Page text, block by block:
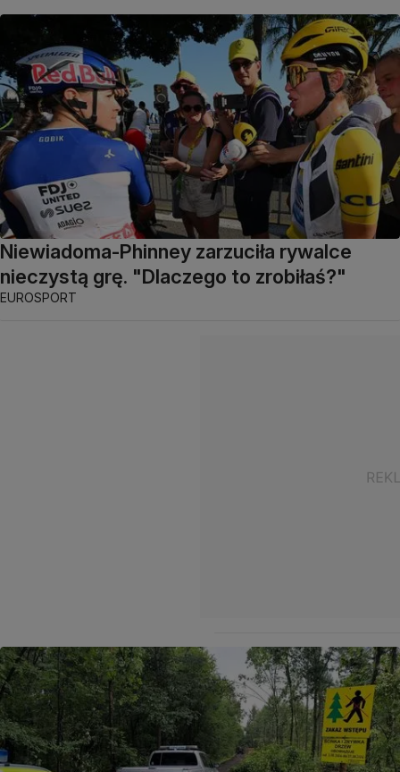
Niewiadoma-Phinney zarzuciła rywalce
nieczystą grę. "Dlaczego to zrobiłaś?"
EUROSPORT